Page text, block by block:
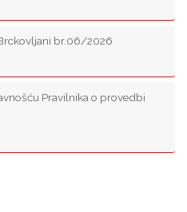
br.06/2026
Pravilnika o provedbi